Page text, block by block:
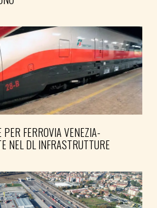
PER FERROVIA VENEZIA-
NEL DL INFRASTRUTTURE